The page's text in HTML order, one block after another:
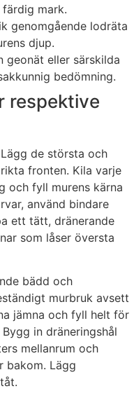
mark.
genomgående lodräta
djup.
geonät eller särskilda
bedömning.
respektive
de största och
fronten. Kila varje
och fyll murens kärna
använd bindare
ett tätt, dränerande
som låser översta
bädd och
murbruk avsett
jämna och fyll helt för
in dräneringshål
mellanrum och
bakom. Lägg